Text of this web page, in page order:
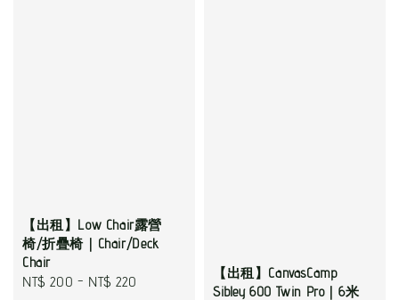
【出租】Low Chair露營
椅/折疊椅｜Chair/Deck
Chair
Regular
NT$ 200 - NT$ 220
【出租】CanvasCamp
Sibley 600 Twin Pro｜6米